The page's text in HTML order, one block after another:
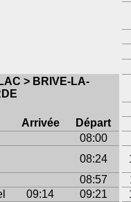
> BRIVE-LA-
Arrivée
Départ
08:00
08:24
08:57
09:14 09:21